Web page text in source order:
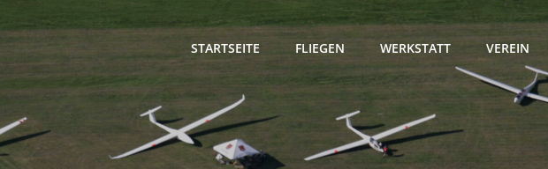
STARTSEITE FLIEGEN WERKSTATT VEREIN